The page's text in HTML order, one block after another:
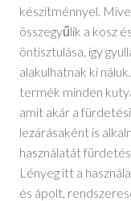
készítménnyel.
összegyűlik a kosz
öntisztulása, így
alakulhatnak ki náluk.
termék minden
amit akár a
lezárásaként is
használatát
Lényeg itt a
és ápolt,